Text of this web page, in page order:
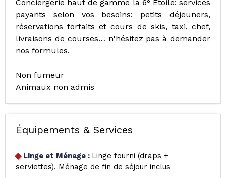
Conciergerie haut de gamme la 6° Etoile: services
payants selon vos besoins: petits déjeuners,
réservations forfaits et cours de skis, taxi, chef,
livraisons de courses… n'hésitez pas à demander
nos formules.
Non fumeur
Animaux non admis
Équipements & Services
Linge et Ménage : Linge fourni (draps +
serviettes)
Ménage de fin de séjour inclus